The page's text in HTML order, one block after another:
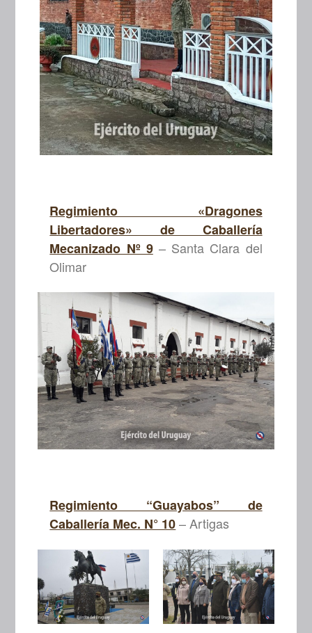
Regimiento «Dragones
Libertadores» de Caballería
Mecanizado Nº 9– Santa Clara del
Olimar
Regimiento “Guayabos” de
Caballería Mec. N° 10– Artigas